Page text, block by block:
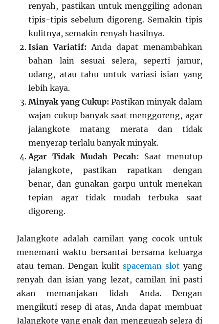
renyah, pastikan untuk menggiling adonan
tipis-tipis sebelum digoreng. Semakin tipis
kulitnya, semakin renyah hasilnya.
Isian Variatif: Anda dapat menambahkan
bahan lain sesuai selera, seperti jamur,
udang, atau tahu untuk variasi isian yang
lebih kaya.
Minyak yang Cukup: Pastikan minyak dalam
wajan cukup banyak saat menggoreng, agar
jalangkote matang merata dan tidak
menyerap terlalu banyak minyak.
Agar Tidak Mudah Pecah: Saat menutup
jalangkote, pastikan rapatkan dengan
benar, dan gunakan garpu untuk menekan
tepian agar tidak mudah terbuka saat
digoreng.
Jalangkote adalah camilan yang cocok untuk
menemani waktu bersantai bersama keluarga
atau teman. Dengan kulitspaceman slot yang
renyah dan isian yang lezat, camilan ini pasti
akan memanjakan lidah Anda. Dengan
mengikuti resep di atas, Anda dapat membuat
Jalangkote yang enak dan menggugah selera di